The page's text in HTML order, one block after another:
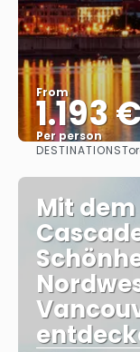
From
1.193
Per person
DESTINATIONS
Mit